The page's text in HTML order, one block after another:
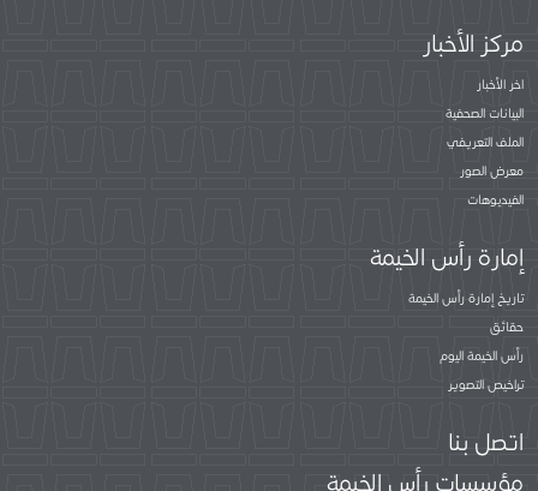
مركز الأخبار
اخر الأخبار
البيانات الصحفية
الملف التعريفي
معرض الصور
الفيديوهات
إمارة رأس الخيمة
تاريخ إمارة رأس الخيمة
حقائق
رأس الخيمة اليوم
تراخيص التصوير
اتصل بنا
مؤسسات رأس الخيمة